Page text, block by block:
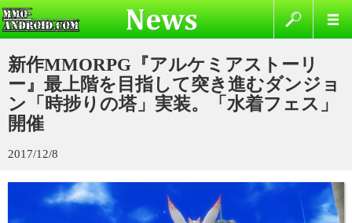
新作MMORPG『アルケミアストーリ
ー』最上階を目指して突き進むダンジョ
ン「時捗りの塔」実装。「水着フェス」
開催
2017/12/8